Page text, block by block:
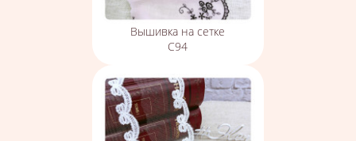
Вышивка на сетке
С94